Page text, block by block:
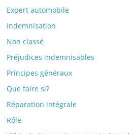
Expert automobile
Indemnisation
Non classé
Préjudices indemnisables
Principes généraux
Que faire si?
Réparation intégrale
Rôle